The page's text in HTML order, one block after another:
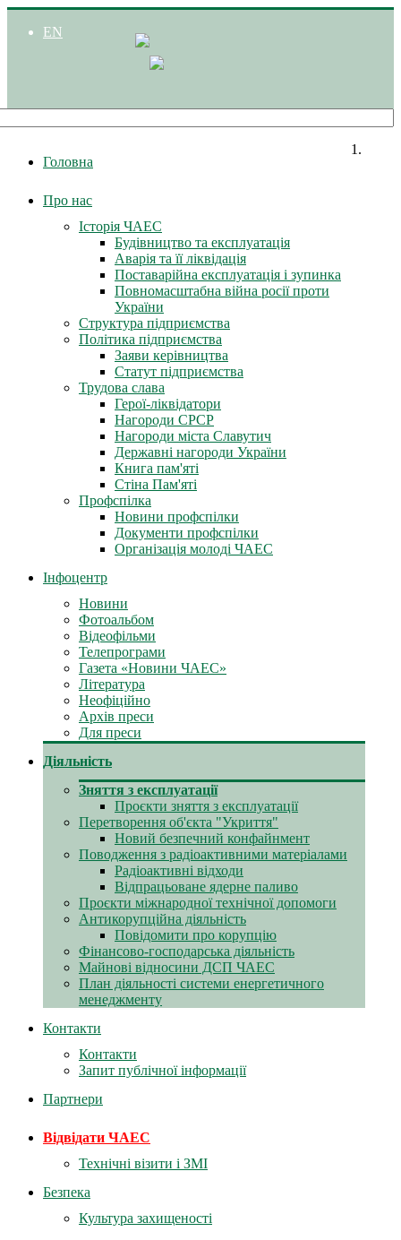
EN
Головна
Про нас
Історія ЧАЕС
Будівництво та експлуатація
Аварія та її ліквідація
Поставарійна експлуатація і зупинка
Повномасштабна війна росії проти
України
Структура підприємства
Політика підприємства
Заяви керівництва
Статут підприємства
Трудова слава
Герої-ліквідатори
Нагороди СРСР
Нагороди міста Славутич
Державні нагороди України
Книга пам'яті
Стіна Пам'яті
Профспілка
Новини профспілки
Документи профспілки
Організація молоді ЧАЕС
Інфоцентр
Новини
Фотоальбом
Відеофільми
Телепрограми
Газета «Новини ЧАЕС»
Література
Неофіційно
Архів преси
Для преси
Діяльність
Зняття з експлуатації
Проєкти зняття з експлуатації
Перетворення об'єкта "Укриття"
Новий безпечний конфайнмент
Поводження з радіоактивними матеріалами
Радіоактивні відходи
Відпрацьоване ядерне паливо
Проєкти міжнародної технічної допомоги
Антикорупційна діяльність
Повідомити про корупцію
Фінансово-господарська діяльність
Майнові відносини ДСП ЧАЕС
План діяльності системи енергетичного
менеджменту
Контакти
Контакти
Запит публічної інформації
Партнери
Відвідати ЧАЕС
Технічні візити і ЗМІ
Безпека
Культура захищеності